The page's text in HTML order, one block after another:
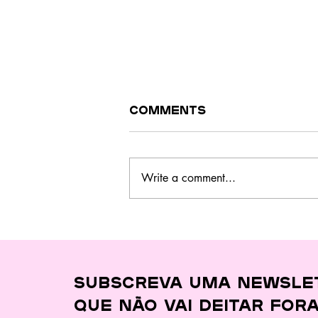
folhas verdes com
esta receita fácil e
saborosa
Comments
Write a comment...
Subscreva uma
que não vai deitar